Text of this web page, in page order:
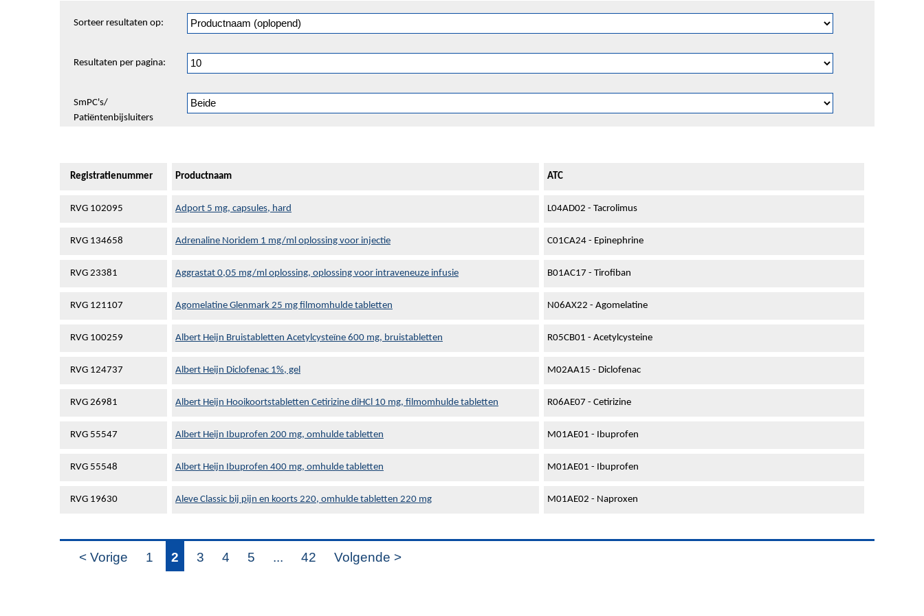
en
Sorteer resultaten op:
Resultaten per pagina:
SmPC's/
Patiëntenbijsluiters
Registratienummer Productnaam ATC
RVG 102095 Adport 5 mg, capsules, hard L04AD02 - Tacrolimus
RVG 134658 Adrenaline Noridem 1 mg/ml oplossing voor injectie C01CA24 - Epinephrine
RVG 23381 Aggrastat 0,05 mg/ml oplossing, oplossing voor intraveneuze infusie B01AC17 - Tirofiban
RVG 121107 Agomelatine Glenmark 25 mg filmomhulde tabletten N06AX22 - Agomelatine
RVG 100259 Albert Heijn Bruistabletten Acetylcysteïne 600 mg, bruistabletten R05CB01 - Acetylcysteine
RVG 124737 Albert Heijn Diclofenac 1%, gel M02AA15 - Diclofenac
RVG 26981 Albert Heijn Hooikoortstabletten Cetirizine diHCl 10 mg, filmomhulde tabletten R06AE07 - Cetirizine
RVG 55547 Albert Heijn Ibuprofen 200 mg, omhulde tabletten M01AE01 - Ibuprofen
RVG 55548 Albert Heijn Ibuprofen 400 mg, omhulde tabletten M01AE01 - Ibuprofen
RVG 19630 Aleve Classic bij pijn en koorts 220, omhulde tabletten 220 mg M01AE02 - Naproxen
< Vorige 1 2 3 4 5 ... 42 Volgende >